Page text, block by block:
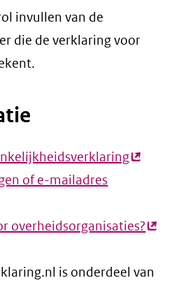
invullen van de
die de verklaring voor
of e-mailadres
overheidsorganisaties?
is onderdeel van